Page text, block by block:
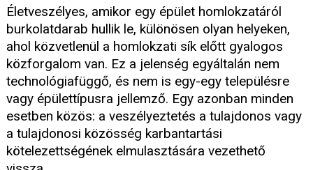
Életveszélyes, amikor egy épület homlokzatáról
burkolatdarab hullik le, különösen olyan helyeken,
ahol közvetlenül a homlokzati sík előtt gyalogos
közforgalom van. Ez a jelenség egyáltalán nem
technológiafüggő, és nem is egy-egy településre
vagy épülettípusra jellemző. Egy azonban minden
esetben közös: a veszélyeztetés a tulajdonos vagy
a tulajdonosi közösség karbantartási
kötelezettségének elmulasztására vezethető